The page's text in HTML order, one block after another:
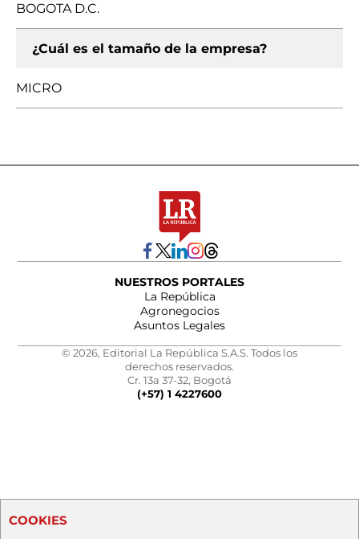
BOGOTA D.C.
¿Cuál es el tamaño de la empresa?
MICRO
NUESTROS PORTALES
La República
Agronegocios
Asuntos Legales
© 2026, Editorial La República S.A.S. Todos los
derechos reservados.
Cr. 13a 37-32, Bogotá
(+57) 1 4227600
COOKIES